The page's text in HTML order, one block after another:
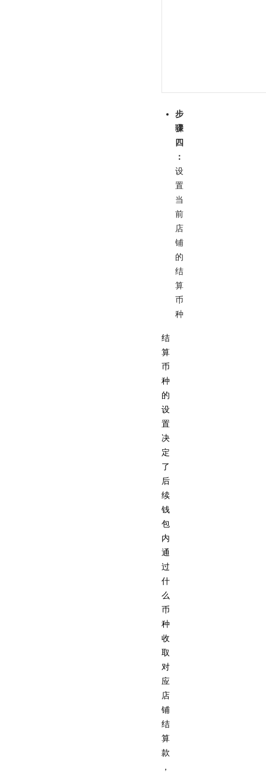
步
骤
四
：
设
置
当
前
店
铺
的
结
算
币
种
结
算
币
种
的
设
置
决
定
了
后
续
钱
包
内
通
过
什
么
币
种
收
取
对
应
店
铺
结
算
款
，